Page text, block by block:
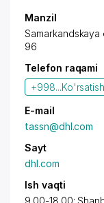
Manzil
Samarkandskaya
96
Telefon raqami
+998...Ko'rsatish
E-mail
tassn@dhl.com
Sayt
dhl.com
Ish vaqti
9.00-18.00;